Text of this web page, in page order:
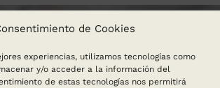
de Cookies
experiencias, utilizamos tecnologías como
y/o acceder a la información del
de estas tecnologías nos permitirá